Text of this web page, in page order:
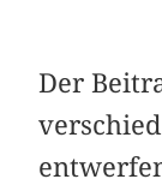
Der